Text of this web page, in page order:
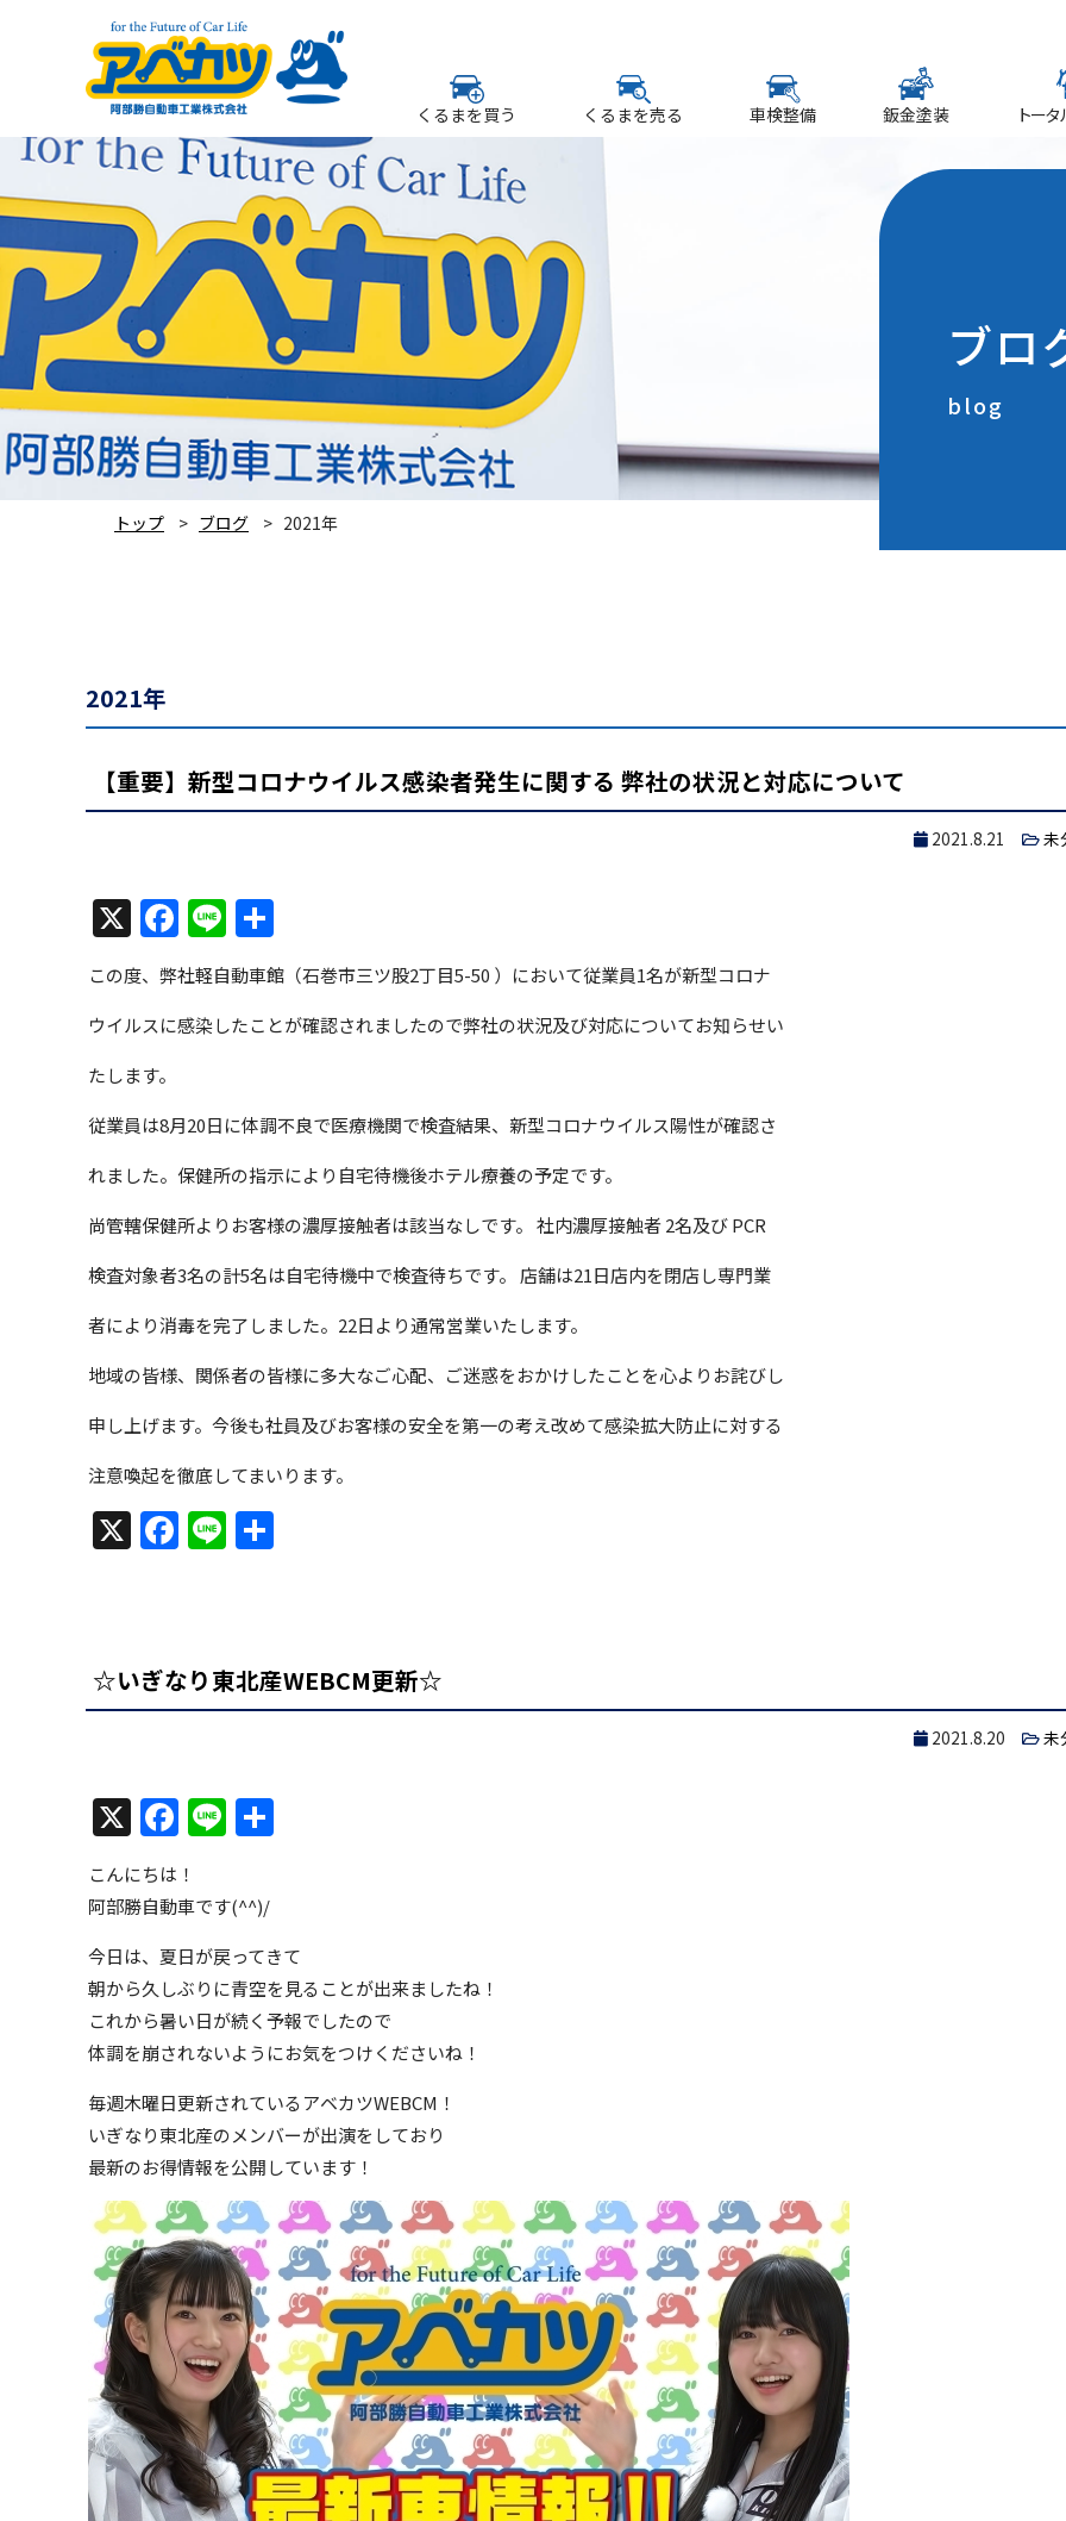
くるまを買う くるまを売る 車検整備 鈑金塗装 トー
ブロ
blog
トップ ブログ 2021年
2021年
【重要】新型コロナウイルス感染者発生に関する 弊社の状況と対応について
2021.8.21 未
X Facebook
Line
有
この度、弊社軽自動車館（石巻市三ツ股2丁目5-50 ）において従業員1名が新型コロナ
ウイルスに感染したことが確認されましたので弊社の状況及び対応についてお知らせい
たします。
従業員は8月20日に体調不良で医療機関で検査結果、新型コロナウイルス陽性が確認さ
れました。保健所の指示により自宅待機後ホテル療養の予定です。
尚管轄保健所よりお客様の濃厚接触者は該当なしです。 社内濃厚接触者 2名及び PCR
検査対象者3名の計5名は自宅待機中で検査待ちです。 店舗は21日店内を閉店し専門業
者により消毒を完了しました。22日より通常営業いたします。
地域の皆様、関係者の皆様に多大なご心配、ご迷惑をおかけしたことを心よりお詫びし
申し上げます。今後も社員及びお客様の安全を第一の考え改めて感染拡大防止に対する
注意喚起を徹底してまいります。
X Facebook
Line
☆いぎなり東北産WEBCM更新☆
2021.8.20 未
X Facebook
Line
こんにちは！
阿部勝自動車です(^^)/
今日は、夏日が戻ってきて
朝から久しぶりに青空を見ることが出来ましたね！
これから暑い日が続く予報でしたので
体調を崩されないようにお気をつけくださいね！
毎週木曜日更新されているアベカツWEBCM！
いぎなり東北産のメンバーが出演をしており
最新のお得情報を公開しています！